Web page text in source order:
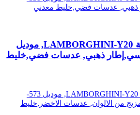
نظارة شمسية,ماركة LAMBORGHINI-Y20, موديل
ذهبي, عدسات فضي,خليط